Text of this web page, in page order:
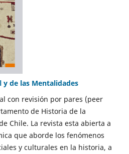
y de las Mentalidades
con revisión por pares (peer
de Historia de la
Chile. La revista esta abierta a
que aborde los fenómenos
y culturales en la historia, a